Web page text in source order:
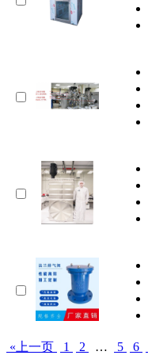
«上一页 1 2 … 5 6